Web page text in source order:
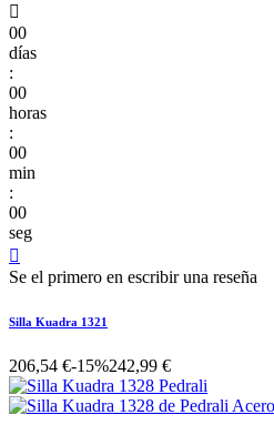

00
días
:
00
horas
:
00
min
:
00
seg

Se el primero en escribir una reseña
Silla Kuadra 1321
206,54 €-15%242,99 €